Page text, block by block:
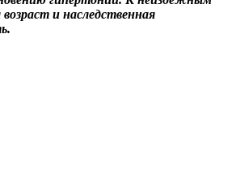
и наследственная